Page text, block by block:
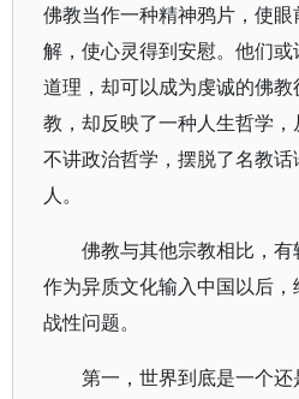
佛教当作一种精神鸦片，使
解，使心灵得到安慰。他们
道理，却可以成为虔诚的佛
教，却反映了一种人生哲学
不讲政治哲学，摆脱了名教
人。
佛教与其他宗教相比，
作为异质文化输入中国以后
战性问题。
第一，世界到底是一个